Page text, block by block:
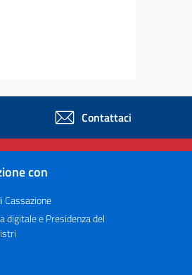
Contattaci
con
Cassazione
digitale e Presidenza del